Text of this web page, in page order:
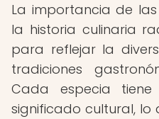
La importancia de
la historia culinaria
para reflejar la
tradiciones
Cada especia
significado cultural, lo